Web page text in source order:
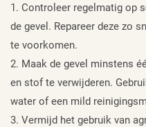
1. Controleer regelmatig op
de gevel. Repareer deze zo
te voorkomen.
2. Maak de gevel minstens
en stof te verwijderen.
water of een mild
3. Vermijd het gebruik van